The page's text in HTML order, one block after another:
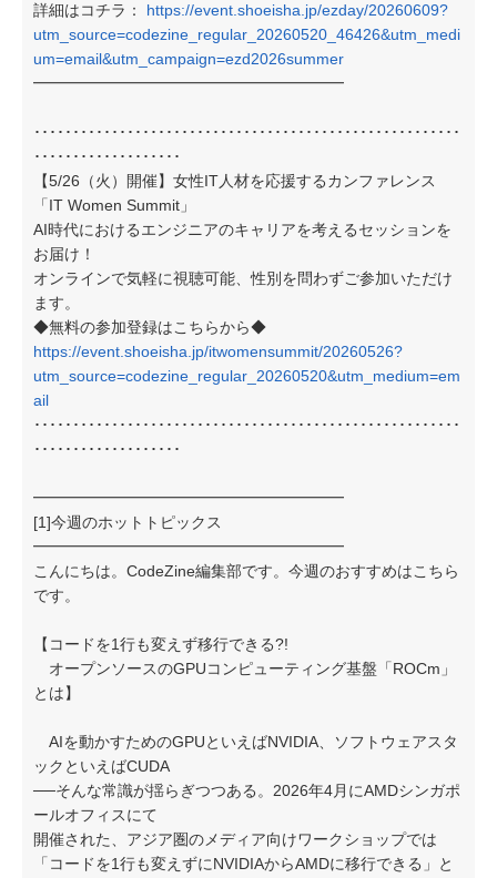
詳細はコチラ： https://event.shoeisha.jp/ezday/20260609?
utm_source=codezine_regular_20260520_46426&utm_medi
um=email&utm_campaign=ezd2026summer
━━━━━━━━━━━━━━━━━━━━
･･･････････････････････････････････････････････････････
･･･････････････････
【5/26（火）開催】女性IT人材を応援するカンファレンス
「IT Women Summit」
AI時代におけるエンジニアのキャリアを考えるセッションを
お届け！
オンラインで気軽に視聴可能、性別を問わずご参加いただけ
ます。
◆無料の参加登録はこちらから◆
https://event.shoeisha.jp/itwomensummit/20260526?
utm_source=codezine_regular_20260520&utm_medium=em
ail
･･･････････････････････････････････････････････････････
･･･････････････････
━━━━━━━━━━━━━━━━━━━━
[1]今週のホットトピックス
━━━━━━━━━━━━━━━━━━━━
こんにちは。CodeZine編集部です。今週のおすすめはこちら
です。
【コードを1行も変えず移行できる?!
オープンソースのGPUコンピューティング基盤「ROCm」
とは】
AIを動かすためのGPUといえばNVIDIA、ソフトウェアスタ
ックといえばCUDA
──そんな常識が揺らぎつつある。2026年4月にAMDシンガポ
ールオフィスにて
開催された、アジア圏のメディア向けワークショップでは
「コードを1行も変えずにNVIDIAからAMDに移行できる」と